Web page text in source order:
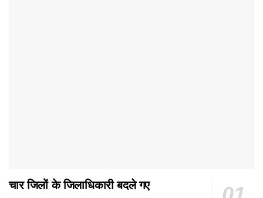
चार जिलों के जिलाधिकारी बदले गए